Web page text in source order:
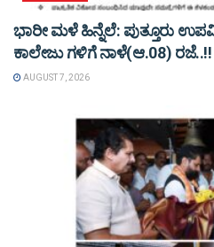
ಭಾರೀ ಮಳೆ ಹಿನ್ನೆಲೆ: ಪುತ್ತೂರು
ಕಾಲೇಜು ಗಳಿಗೆ ನಾಳೆ(ಆ.08) ರಜೆ..!!
AUGUST 7, 2026